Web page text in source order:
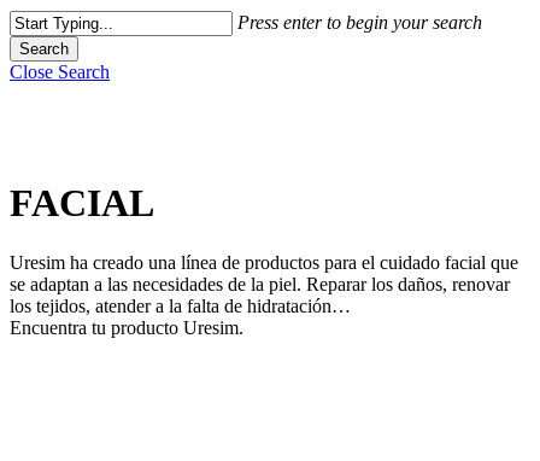
Press enter to begin your search
Search
Close Search
FACIAL
Uresim ha creado una línea de productos para el cuidado facial que
se adaptan a las necesidades de la piel. Reparar los daños, renovar
los tejidos, atender a la falta de hidratación…
Encuentra tu producto Uresim.